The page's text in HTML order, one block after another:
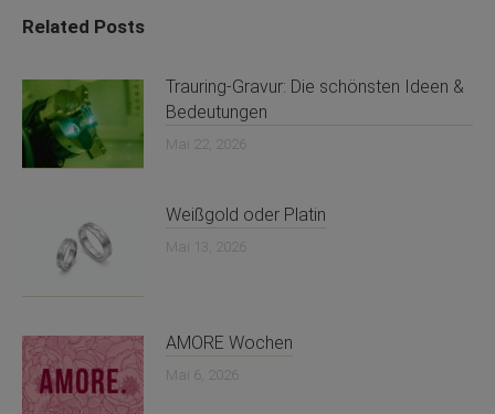
Related Posts
Trauring-Gravur: Die schönsten Ideen &
Bedeutungen
Mai 22, 2026
Weißgold oder Platin
Mai 13, 2026
AMORE Wochen
Mai 6, 2026